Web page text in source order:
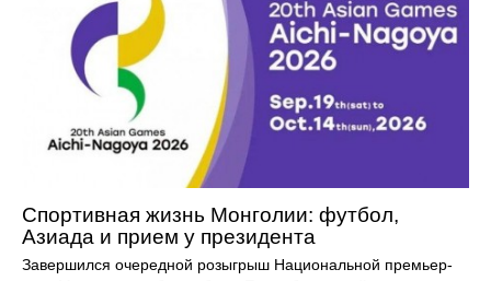
Спортивная жизнь Монголии: футбол,
Азиада и прием у президента
Завершился очередной розыгрыш Национальной премьер-